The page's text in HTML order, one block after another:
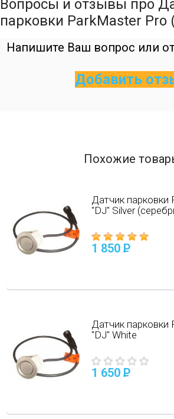
Вопросы и отзывы про
парковки ParkMaster Pro
Напишите Ваш вопрос или
Добавить
Похожие
Датчик парковки
"DJ" Silver
1 850 P
Датчик парковки
"DJ" White
1 650 P